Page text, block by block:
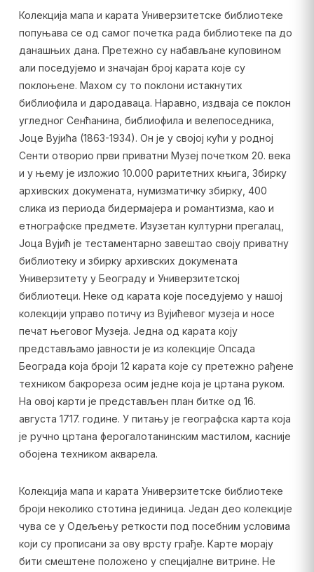
Колекција мапа и карата Универзитетске библиотеке
попуњава се од самог почетка рада библиотеке па до
данашњих дана. Претежно су набављане куповином
али поседујемо и значајан број карата које су
поклоњене. Махом су то поклони истакнутих
библиофила и дародаваца. Наравно, издваја се поклон
угледног Сенћанина, библиофила и велепоседника,
Јоце Вујића (1863-1934). Он је у својој кући у родној
Сенти отворио први приватни Музеј почетком 20. века
и у њему је изложио 10.000 раритетних књига, Збирку
архивских докумената, нумизматичку збирку, 400
слика из периода бидермајера и романтизма, као и
етнографске предмете. Изузетан културни прегалац,
Јоца Вујић је тестаментарно завештао своју приватну
библиотеку и збирку архивских докумената
Универзитету у Београду и Универзитетској
библиотеци. Неке од карата које поседујемо у нашој
колекцији управо потичу из Вујићевог музеја и носе
печат његовог Музеја. Једна од карата коју
представљамо јавности је из колекције Опсада
Београда која броји 12 карата које су претежно рађене
техником бакрореза осим једне која је цртана руком.
На овој карти је представљен план битке од 16.
августа 1717. године. У питању је географска карта која
је ручно цртана ферогалотанинским мастилом, касније
обојена техником акварела.
Колекција мапа и карата Универзитетске библиотеке
броји неколико стотина јединица. Један део колекције
чува се у Одељењу реткости под посебним условима
који су прописани за ову врсту грађе. Карте морају
бити смештене положено у специјалне витрине. Не